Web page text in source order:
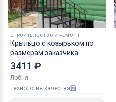
СТРОИТЕЛЬСТВО И РЕМОНТ
Крыльцо с козырьком по
размерам заказчика
3411 ₽
Лобня
Технология качества